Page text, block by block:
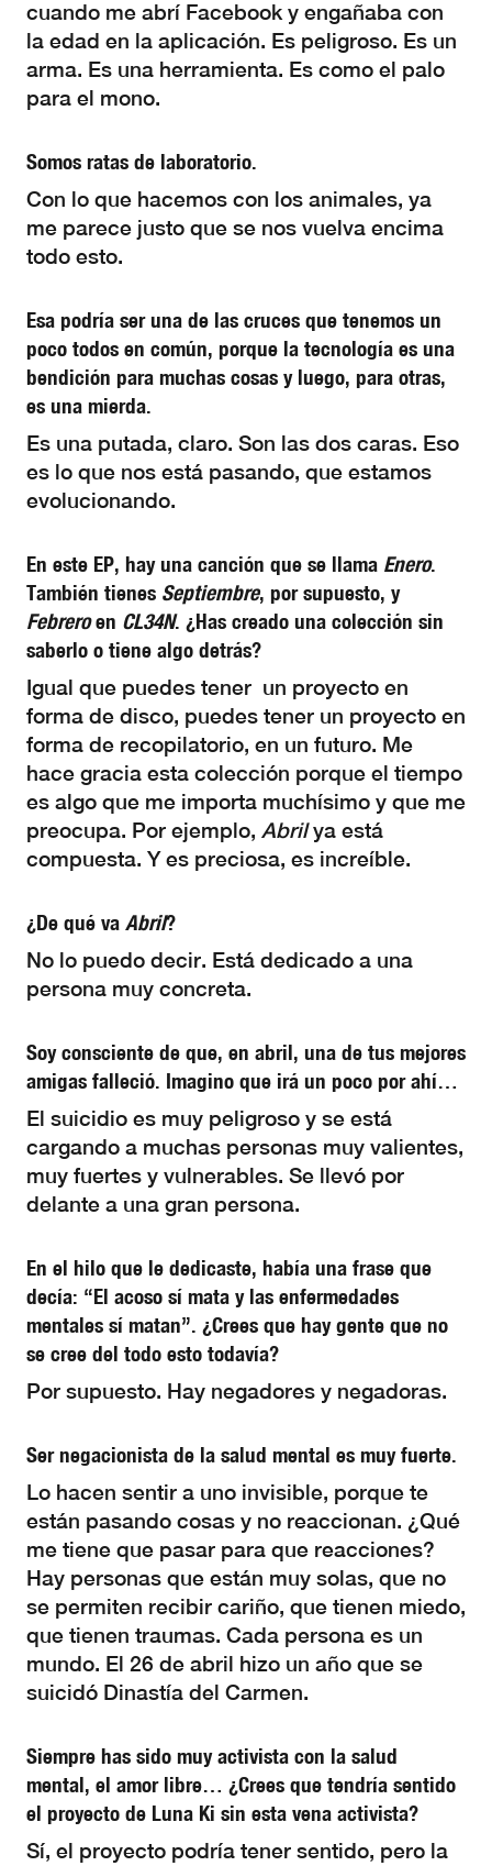
cuando me abrí Facebook y engañaba con
la edad en la aplicación. Es peligroso. Es un
arma. Es una herramienta. Es como el palo
para el mono.
Somos ratas de laboratorio.
Con lo que hacemos con los animales, ya
me parece justo que se nos vuelva encima
todo esto.
Esa podría ser una de las cruces que tenemos un
poco todos en común, porque la tecnología es una
bendición para muchas cosas y luego, para otras,
es una mierda.
Es una putada, claro. Son las dos caras. Eso
es lo que nos está pasando, que estamos
evolucionando.
En este EP, hay una canción que se llama Enero.
También tienes Septiembre, por supuesto, y
Febreroen CL34N. ¿Has creado una colección sin
saberlo o tiene algo detrás?
Igual que puedes tener un proyecto en
forma de disco, puedes tener un proyecto en
forma de recopilatorio, en un futuro. Me
hace gracia esta colección porque el tiempo
es algo que me importa muchísimo y que me
preocupa. Por ejemplo, Abrilya está
compuesta. Y es preciosa, es increíble.
¿De qué va Abril?
No lo puedo decir. Está dedicado a una
persona muy concreta.
Soy consciente de que, en abril, una de tus mejores
amigas falleció. Imagino que irá un poco por ahí…
El suicidio es muy peligroso y se está
cargando a muchas personas muy valientes,
muy fuertes y vulnerables. Se llevó por
delante a una gran persona.
En el hilo que le dedicaste, había una frase que
decía: “El acoso sí mata y las enfermedades
mentales sí matan”. ¿Crees que hay gente que no
se cree del todo esto todavía?
Por supuesto. Hay negadores y negadoras.
Ser negacionista de la salud mental es muy fuerte.
Lo hacen sentir a uno invisible, porque te
están pasando cosas y no reaccionan. ¿Qué
me tiene que pasar para que reacciones?
Hay personas que están muy solas, que no
se permiten recibir cariño, que tienen miedo,
que tienen traumas. Cada persona es un
mundo. El 26 de abril hizo un año que se
suicidó Dinastía del Carmen.
Siempre has sido muy activista con la salud
mental, el amor libre… ¿Crees que tendría sentido
el proyecto de Luna Ki sin esta vena activista?
Sí, el proyecto podría tener sentido, pero la